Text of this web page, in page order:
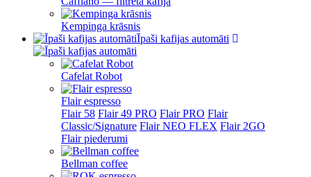
Kempinga krāsnis
Īpaši kafijas automāti
Cafelat Robot
Flair espresso
Flair 58 Flair 49 PRO Flair PRO Flair
Classic/Signature Flair NEO FLEX Flair 2GO
Flair piederumi
Bellman coffee